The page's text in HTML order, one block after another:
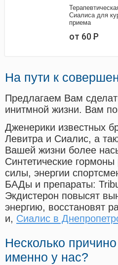
Сиалиса для
приема
от 60Р
На пути к
Предлагаем Вам
инитмной жизни. Вам
Дженерики известных
Левитра и Сиалис, а
Вашей жизни более
Синтетические гормоны
силы, энергии
БАДы и препараты:
Экдистерон повысят
энергию, восстановят
и, Сиалис в
Несколько
именно у нас?